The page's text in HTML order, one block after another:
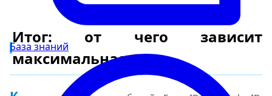
База знаний
Итог: от чего зависит
максимальная цена